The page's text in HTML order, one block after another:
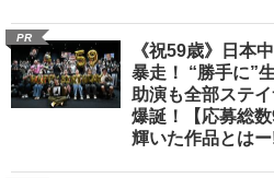
PR
《祝59歳》日本
暴走！ “勝手に”
助演も全部ステイ
爆誕！【応募総
輝いた作品とはー